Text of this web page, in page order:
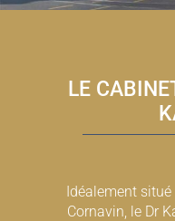
LE
Idéalement
Cornavin, le Dr